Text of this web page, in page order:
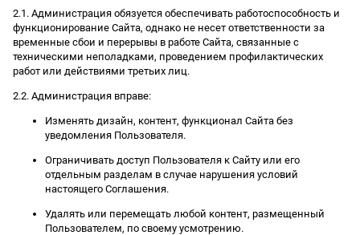
2.1. Администрация обязуется обеспечивать работоспособность и
функционирование Сайта, однако не несет ответственности за
временные сбои и перерывы в работе Сайта, связанные с
техническими неполадками, проведением профилактических
работ или действиями третьих лиц.
2.2. Администрация вправе:
Изменять дизайн, контент, функционал Сайта без
уведомления Пользователя.
Ограничивать доступ Пользователя к Сайту или его
отдельным разделам в случае нарушения условий
настоящего Соглашения.
Удалять или перемещать любой контент, размещенный
Пользователем, по своему усмотрению.